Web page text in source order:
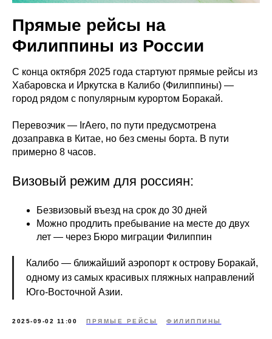
Прямые рейсы на
Филиппины из России
С конца октября 2025 года стартуют прямые рейсы из
Хабаровска и Иркутска в Калибо (Филиппины) —
город рядом с популярным курортом Боракай.
Перевозчик — IrAero, по пути предусмотрена
дозаправка в Китае, но без смены борта. В пути
примерно 8 часов.
Визовый режим для россиян:
Безвизовый въезд на срок до 30 дней
Можно продлить пребывание на месте до двух
лет — через Бюро миграции Филиппин
Калибо — ближайший аэропорт к острову Боракай,
одному из самых красивых пляжных направлений
Юго-Восточной Азии.
2025-09-02 11:00 ПРЯМЫЕ РЕЙСЫ ФИЛИППИНЫ